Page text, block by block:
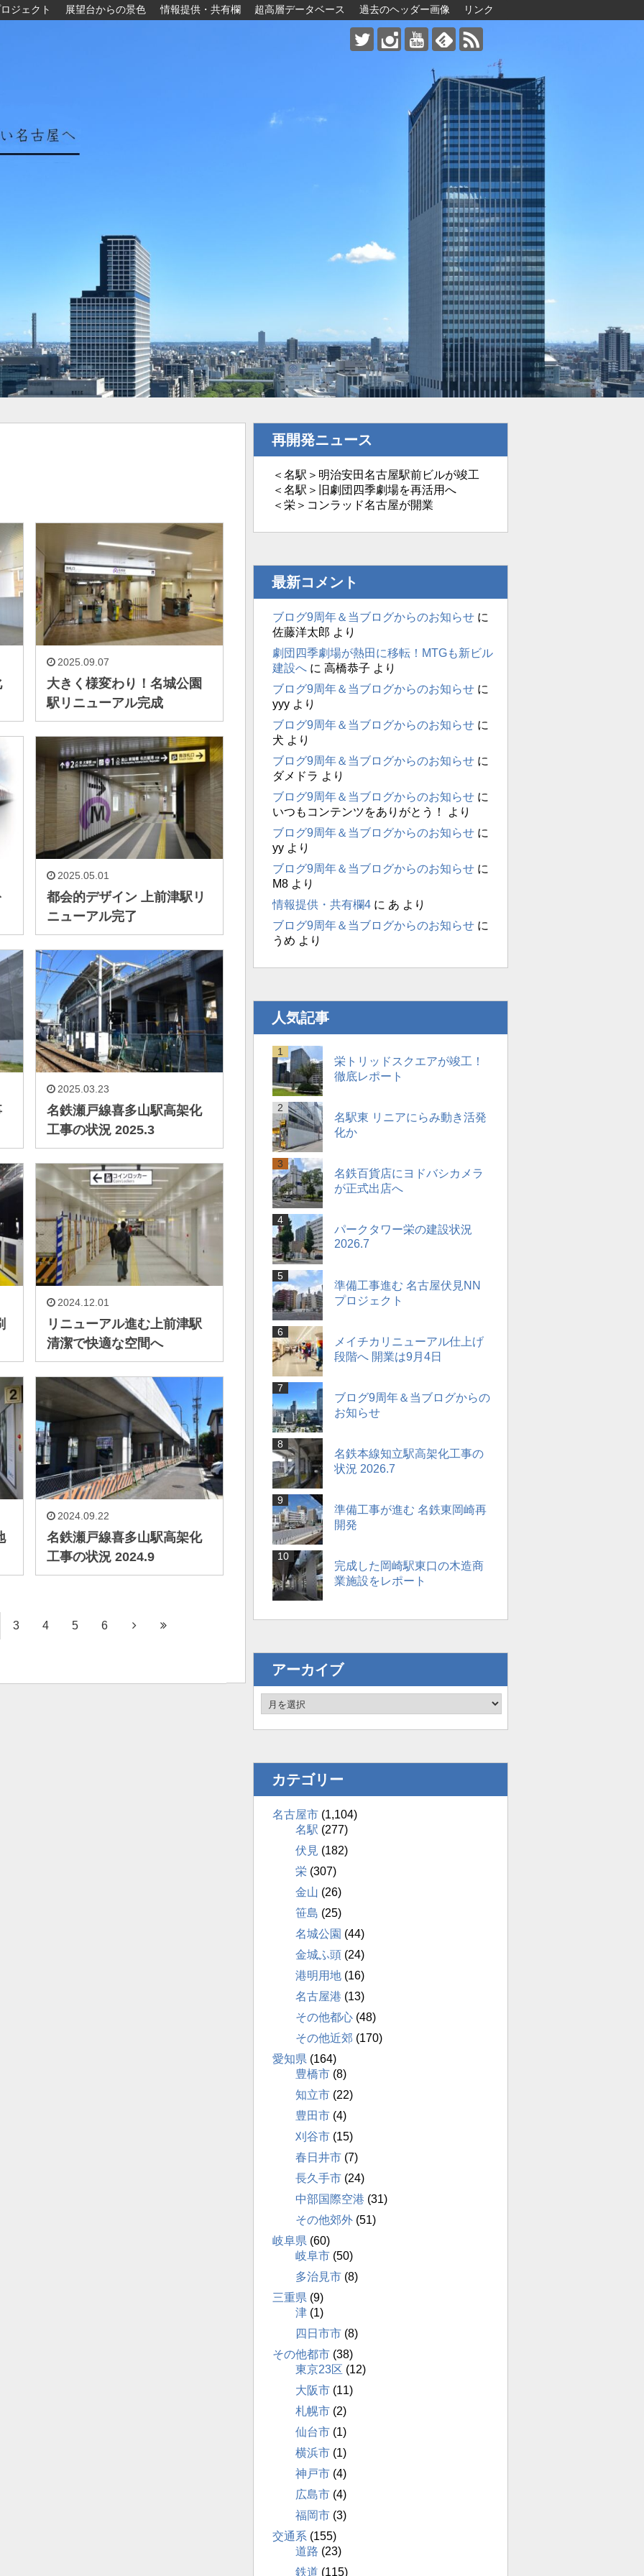
ジェクト 展望台からの景色 情報提供・共有欄 超高層データベース 過去のヘッダー画像 リンク
大きく様変わり！名城公園
駅リニューアル完成
2025.09.07
都会的デザイン 上前津駅リ
ニューアル完了
2025.05.01
名鉄瀬戸線喜多山駅高架化
工事の状況 2025.3
2025.03.23
リニューアル進む上前津駅
清潔で快適な空間へ
2024.12.01
名鉄瀬戸線喜多山駅高架化
工事の状況 2024.9
2024.09.22
3 4 5 6
再開発ニュース
＜名駅＞明治安田名古屋駅前ビルが竣工
＜名駅＞旧劇団四季劇場を再活用へ
＜栄＞コンラッド名古屋が開業
最新コメント
ブログ9周年＆当ブログからのお知らせに
佐藤洋太郎 より
劇団四季劇場が熱田に移転！MTGも新ビル
建設へに 高橋恭子 より
ブログ9周年＆当ブログからのお知らせに
yyyより
ブログ9周年＆当ブログからのお知らせに
犬 より
ブログ9周年＆当ブログからのお知らせに
ダメドラ より
ブログ9周年＆当ブログからのお知らせに
いつもコンテンツをありがとう！
より
ブログ9周年＆当ブログからのお知らせに
yyより
ブログ9周年＆当ブログからのお知らせに
M8より
情報提供・共有欄4に あ より
ブログ9周年＆当ブログからのお知らせに
うめ より
人気記事
栄トリッドスクエアが竣工！
徹底レポート
名駅東 リニアにらみ動き活発
化か
名鉄百貨店にヨドバシカメラ
が正式出店へ
パークタワー栄の建設状況
2026.7
準備工事進む 名古屋伏見NN
プロジェクト
メイチカリニューアル仕上げ
段階へ 開業は9月4日
ブログ9周年＆当ブログからの
お知らせ
名鉄本線知立駅高架化工事の
状況 2026.7
準備工事が進む 名鉄東岡崎再
開発
完成した岡崎駅東口の木造商
業施設をレポート
アーカイブ
カテゴリー
名古屋市(1,104)
名駅 (277)
伏見 (182)
栄 (307)
金山 (26)
笹島 (25)
名城公園 (44)
金城ふ頭(24)
港明用地(16)
名古屋港 (13)
その他都心(48)
その他近郊 (170)
愛知県 (164)
豊橋市(8)
知立市(22)
豊田市(4)
刈谷市(15)
春日井市(7)
長久手市(24)
中部国際空港 (31)
その他郊外(51)
岐阜県 (60)
岐阜市(50)
多治見市(8)
三重県 (9)
津(1)
四日市市(8)
その他都市(38)
東京23区 (12)
大阪市(11)
札幌市(2)
仙台市(1)
横浜市(1)
神戸市(4)
広島市(4)
福岡市(3)
交通系 (155)
道路 (23)
鉄道 (115)